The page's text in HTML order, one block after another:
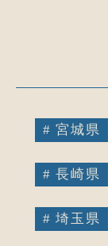
# 宮城県
# 長崎県
# 埼玉県